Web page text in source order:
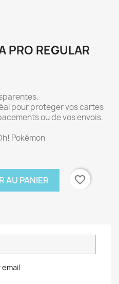
PRO REGULAR
pour proteger vos cartes
ou de vos envois.
Pokémon
AU PANIER
favorite_border